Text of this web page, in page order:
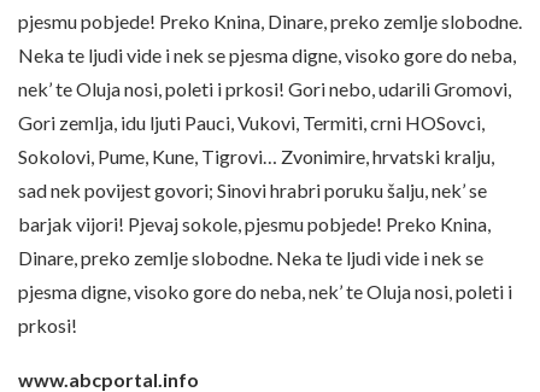
pjesmu pobjede! Preko Knina, Dinare, preko zemlje slobodne.
Neka te ljudi vide i nek se pjesma digne, visoko gore do neba,
nek’ te Oluja nosi, poleti i prkosi! Gori nebo, udarili Gromovi,
Gori zemlja, idu ljuti Pauci, Vukovi, Termiti, crni HOSovci,
Sokolovi, Pume, Kune, Tigrovi… Zvonimire, hrvatski kralju,
sad nek povijest govori; Sinovi hrabri poruku šalju, nek’ se
barjak vijori! Pjevaj sokole, pjesmu pobjede! Preko Knina,
Dinare, preko zemlje slobodne. Neka te ljudi vide i nek se
pjesma digne, visoko gore do neba, nek’ te Oluja nosi, poleti i
prkosi!
www.abcportal.info